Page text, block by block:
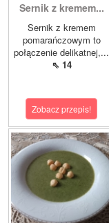
Sernik z kremem...
Sernik z kremem
pomarańczowym to
połączenie delikatnej,...
⇖ 14
Zobacz przepis!